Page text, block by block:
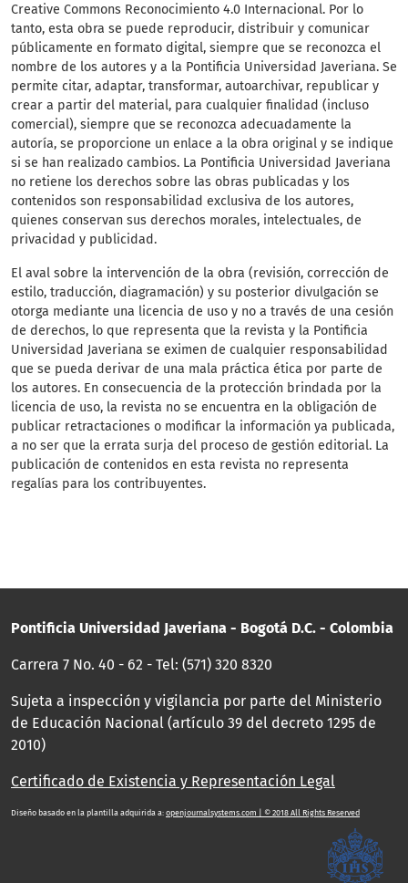
Creative Commons Reconocimiento 4.0 Internacional. Por lo
tanto, esta obra se puede reproducir, distribuir y comunicar
públicamente en formato digital, siempre que se reconozca el
nombre de los autores y a la Pontificia Universidad Javeriana. Se
permite citar, adaptar, transformar, autoarchivar, republicar y
crear a partir del material, para cualquier finalidad (incluso
comercial), siempre que se reconozca adecuadamente la
autoría, se proporcione un enlace a la obra original y se indique
si se han realizado cambios. La Pontificia Universidad Javeriana
no retiene los derechos sobre las obras publicadas y los
contenidos son responsabilidad exclusiva de los autores,
quienes conservan sus derechos morales, intelectuales, de
privacidad y publicidad.
El aval sobre la intervención de la obra (revisión, corrección de
estilo, traducción, diagramación) y su posterior divulgación se
otorga mediante una licencia de uso y no a través de una cesión
de derechos, lo que representa que la revista y la Pontificia
Universidad Javeriana se eximen de cualquier responsabilidad
que se pueda derivar de una mala práctica ética por parte de
los autores. En consecuencia de la protección brindada por la
licencia de uso, la revista no se encuentra en la obligación de
publicar retractaciones o modificar la información ya publicada,
a no ser que la errata surja del proceso de gestión editorial. La
publicación de contenidos en esta revista no representa
regalías para los contribuyentes.
Pontificia Universidad Javeriana - Bogotá D.C. - Colombia
Carrera 7 No. 40 - 62 - Tel: (571) 320 8320
Sujeta a inspección y vigilancia por parte del Ministerio
de Educación Nacional (artículo 39 del decreto 1295 de
2010)
Certificado de Existencia y Representación Legal
Diseño basado en la plantilla adquirida a: openjournalsystems.com | © 2018 All Rights Reserved